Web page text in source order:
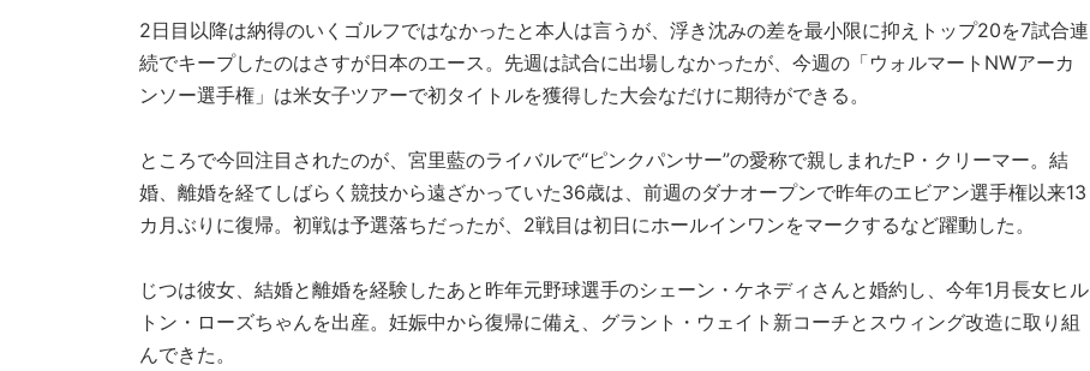
2日目以降は納得のいくゴルフではなかったと本人は言うが、浮き沈みの差を最小限に抑えトップ20を7試合連
続でキープしたのはさすが日本のエース。先週は試合に出場しなかったが、今週の「ウォルマートNWアーカ
ンソー選手権」は米女子ツアーで初タイトルを獲得した大会なだけに期待ができる。
ところで今回注目されたのが、宮里藍のライバルで“ピンクパンサー”の愛称で親しまれたP・クリーマー。結
婚、離婚を経てしばらく競技から遠ざかっていた36歳は、前週のダナオープンで昨年のエビアン選手権以来13
カ月ぶりに復帰。初戦は予選落ちだったが、2戦目は初日にホールインワンをマークするなど躍動した。
じつは彼女、結婚と離婚を経験したあと昨年元野球選手のシェーン・ケネディさんと婚約し、今年1月長女ヒル
トン・ローズちゃんを出産。妊娠中から復帰に備え、グラント・ウェイト新コーチとスウィング改造に取り組
んできた。